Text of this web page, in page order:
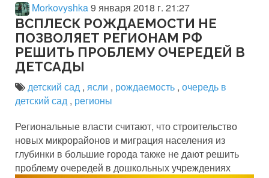
Morkovyshka9 января 2018 г. 21:27
ВСПЛЕСК РОЖДАЕМОСТИ НЕ
ПОЗВОЛЯЕТ РЕГИОНАМ РФ
РЕШИТЬ ПРОБЛЕМУ ОЧЕРЕДЕЙ В
ДЕТСАДЫ
детский сад , ясли , рождаемость , очередь в
детский сад , регионы
Региональные власти считают, что строительство
новых микрорайонов и миграция населения из
глубинки в большие города также не дают решить
проблему очередей в дошкольных учреждениях